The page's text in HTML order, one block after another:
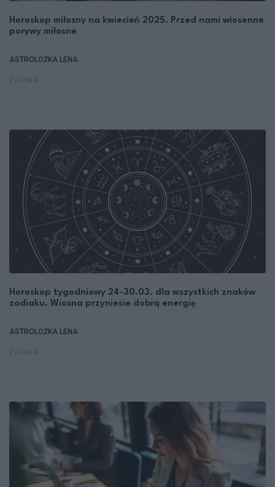
Horoskop miłosny na kwiecień 2025. Przed nami wiosenne
porywy miłosne
ASTROLOŻKA LENA
Horoskop tygodniowy 24-30.03. dla wszystkich znaków
zodiaku. Wiosna przyniesie dobrą energię
ASTROLOŻKA LENA